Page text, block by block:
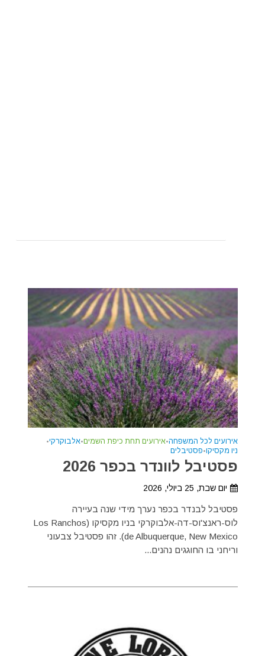
אירועים לכל המשפחה•אירועים תחת כיפת השמים•אלבוקרקי•
ניו מקסיקו•פסטיבלים
פסטיבל לוונדר בכפר 2026
יום שבת, 25 ביולי, 2026
פסטיבל לבנדר בכפר נערך מידי שנה בעיירה
לוס-ראנצ'וס-דה-אלבוקרקי בניו מקסיקו (Los Ranchos
de Albuquerque, New Mexico). זהו פסטיבל צבעוני
וריחני בו החוגגים נהנים...